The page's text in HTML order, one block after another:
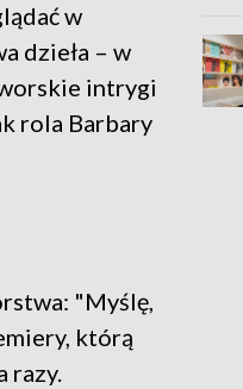
w
dzieła – w
intrygi
rola Barbary
"Myślę,
którą
razy.